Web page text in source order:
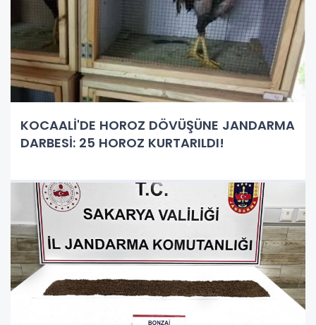
KOCAALİ'DE HOROZ DÖVÜŞÜNE JANDARMA
DARBESİ: 25 HOROZ KURTARILDI!